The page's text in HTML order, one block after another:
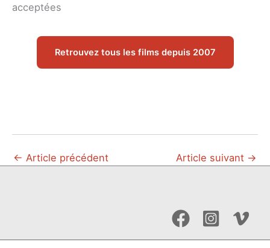
acceptées
Retrouvez tous les films depuis 2007
← Article précédent Article suivant →